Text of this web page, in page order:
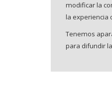
modificar la
la experiencia
Tenemos
para difundir